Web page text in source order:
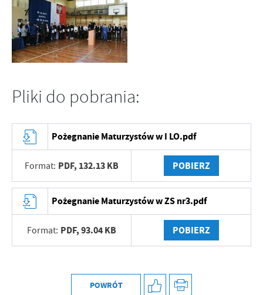
Pliki do pobrania:
Pożegnanie Maturzystów w I LO.pdf
Format: PDF, 132.13 KB POBIERZ
Pożegnanie Maturzystów w ZS nr3.pdf
Format: PDF,93.04 KB POBIERZ
POWRÓT